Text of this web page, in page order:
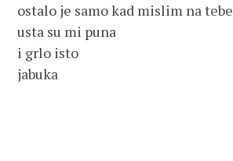
ostalo je samo kad mislim na tebe
usta su mi puna
i grlo isto
jabuka